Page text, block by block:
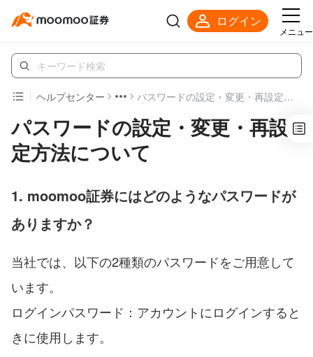
ログイン
メニュー
ヘルプセンター パスワードの設定・変更・再設定方法について
パスワードの設定・変更・再設
定方法について
1. moomoo証券にはどのようなパスワードが
ありますか？
当社では、以下の2種類のパスワードをご用意して
います。
ログインパスワード：アカウントにログインすると
きに使用します。